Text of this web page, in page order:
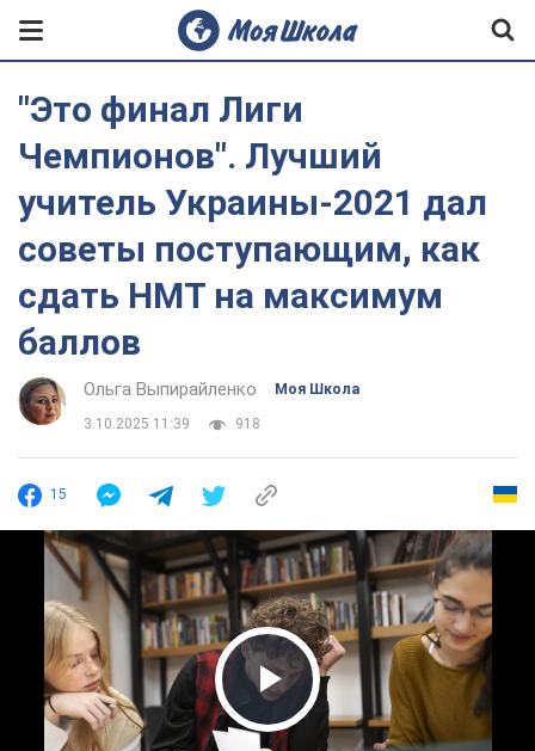
"Это финал Лиги
Чемпионов". Лучший
учитель Украины-2021 дал
советы поступающим, как
сдать НМТ на максимум
баллов
Ольга Выпирайленко Моя Школа
3.10.2025 11:39 918
15
Play Video